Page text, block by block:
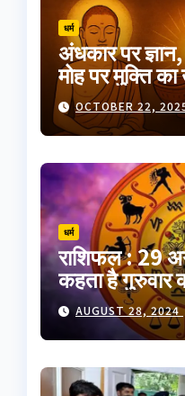
धर्म
अंधकार पर
मोह पर मुक्ति
भारतीय परंपरा
आत्मप्रकाश का
OCTOBER 22,
धर्म
राशिफल : 29
कहता है गुरुवार
AUGUST 28, 2024